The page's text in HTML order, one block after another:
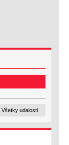
Všetky udalosti